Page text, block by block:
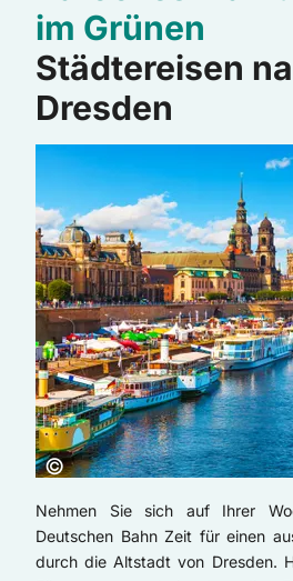
im Grünen
Städtereisen
Dresden
Copyright:
©
Nehmen Sie sich auf Ihrer
Deutschen Bahn Zeit für einen
durch die Altstadt von Dresden.